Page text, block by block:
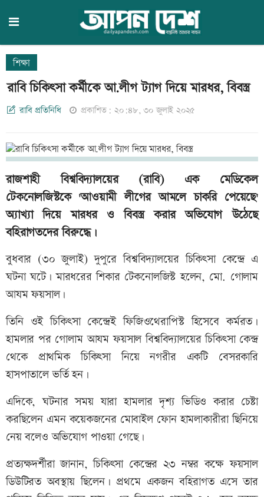
শিক্ষা
রাবি চিকিৎসা কর্মীকে আ.লীগ ট্যাগ দিয়ে মারধর, বিবস্ত্র
রাবি প্রতিনিধি প্রকাশিত: ২০:৪৮, ৩০ জুলাই ২০২৫
রাজশাহী বিশ্ববিদ্যালয়ের (রাবি) এক মেডিকেল
টেকনোলজিস্টকে 'আওয়ামী লীগের আমলে চাকরি পেয়েছে'
অ্যাখ্যা দিয়ে মারধর ও বিবস্ত্র করার অভিযোগ উঠেছে
বহিরাগতদের বিরুদ্ধে।
বুধবার (৩০ জুলাই) দুপুরে বিশ্ববিদ্যালয়ের চিকিৎসা কেন্দ্রে এ
ঘটনা ঘটে। মারধরের শিকার টেকনোলজিস্ট হলেন, মো. গোলাম
আযম ফয়সাল।
তিনি ওই চিকিৎসা কেন্দ্রেই ফিজিওথেরাপিস্ট হিসেবে কর্মরত।
হামলার পর গোলাম আযম ফয়সাল বিশ্ববিদ্যালয়ের চিকিৎসা কেন্দ্র
থেকে প্রাথমিক চিকিৎসা নিয়ে নগরীর একটি বেসরকারি
হাসপাতালে ভর্তি হন।
এদিকে, ঘটনার সময় যারা হামলার দৃশ্য ভিডিও করার চেষ্টা
করছিলেন এমন কয়েকজনের মোবাইল ফোন হামলাকারীরা ছিনিয়ে
নেয় বলেও অভিযোগ পাওয়া গেছে।
প্রত্যক্ষদর্শীরা জানান, চিকিৎসা কেন্দ্রের ২৩ নম্বর কক্ষে ফয়সাল
ডিউটিরত অবস্থায় ছিলেন। প্রথমে একজন বহিরাগত এসে তার